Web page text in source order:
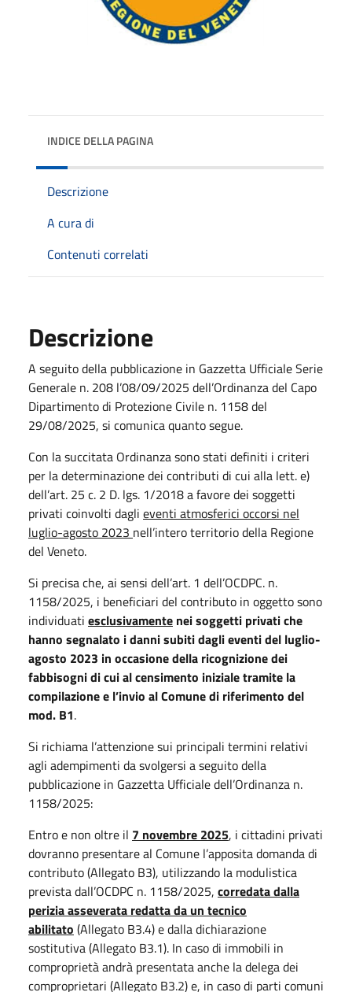
INDICE DELLA PAGINA
Descrizione
A cura di
Contenuti correlati
Descrizione
A seguito della pubblicazione in Gazzetta Ufficiale Serie
Generale n. 208 l’08/09/2025 dell’Ordinanza del Capo
Dipartimento di Protezione Civile n. 1158 del
29/08/2025, si comunica quanto segue.
Con la succitata Ordinanza sono stati definiti i criteri
per la determinazione dei contributi di cui alla lett. e)
dell’art. 25 c. 2 D. lgs. 1/2018 a favore dei soggetti
privati coinvolti dagli eventi atmosferici occorsi nel
luglio-agosto 2023 nell’intero territorio della Regione
del Veneto.
Si precisa che, ai sensi dell’art. 1 dell’OCDPC. n.
1158/2025, i beneficiari del contributo in oggetto sono
individuati esclusivamente nei soggetti privati che
hanno segnalato i danni subiti dagli eventi del luglio-
agosto 2023 in occasione della ricognizione dei
fabbisogni di cui al censimento iniziale tramite la
compilazione e l’invio al Comune di riferimento del
mod. B1.
Si richiama l’attenzione sui principali termini relativi
agli adempimenti da svolgersi a seguito della
pubblicazione in Gazzetta Ufficiale dell’Ordinanza n.
1158/2025:
Entro e non oltre il 7 novembre 2025, i cittadini privati
dovranno presentare al Comune l’apposita domanda di
contributo (Allegato B3), utilizzando la modulistica
prevista dall’OCDPC n. 1158/2025, corredata dalla
perizia asseverata redatta da un tecnico
abilitato (Allegato B3.4) e dalla dichiarazione
sostitutiva (Allegato B3.1). In caso di immobili in
comproprietà andrà presentata anche la delega dei
comproprietari (Allegato B3.2) e, in caso di parti comuni